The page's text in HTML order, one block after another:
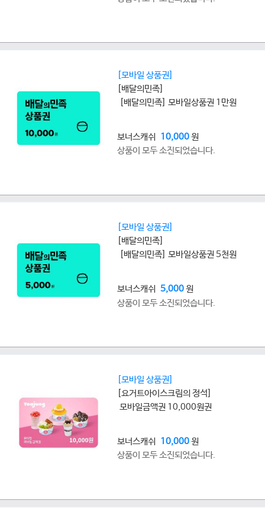
[모바일 상품권]
[배달의민족]
[배달의민족] 모바일상품권 1만원
보너스캐쉬 10,000원
상품이 모두 소진되었습니다.
[모바일 상품권]
[배달의민족]
[배달의민족] 모바일상품권 5천원
보너스캐쉬 5,000원
상품이 모두 소진되었습니다.
[모바일 상품권]
[요거트아이스크림의 정석]
모바일금액권 10,000원권
보너스캐쉬 10,000원
상품이 모두 소진되었습니다.